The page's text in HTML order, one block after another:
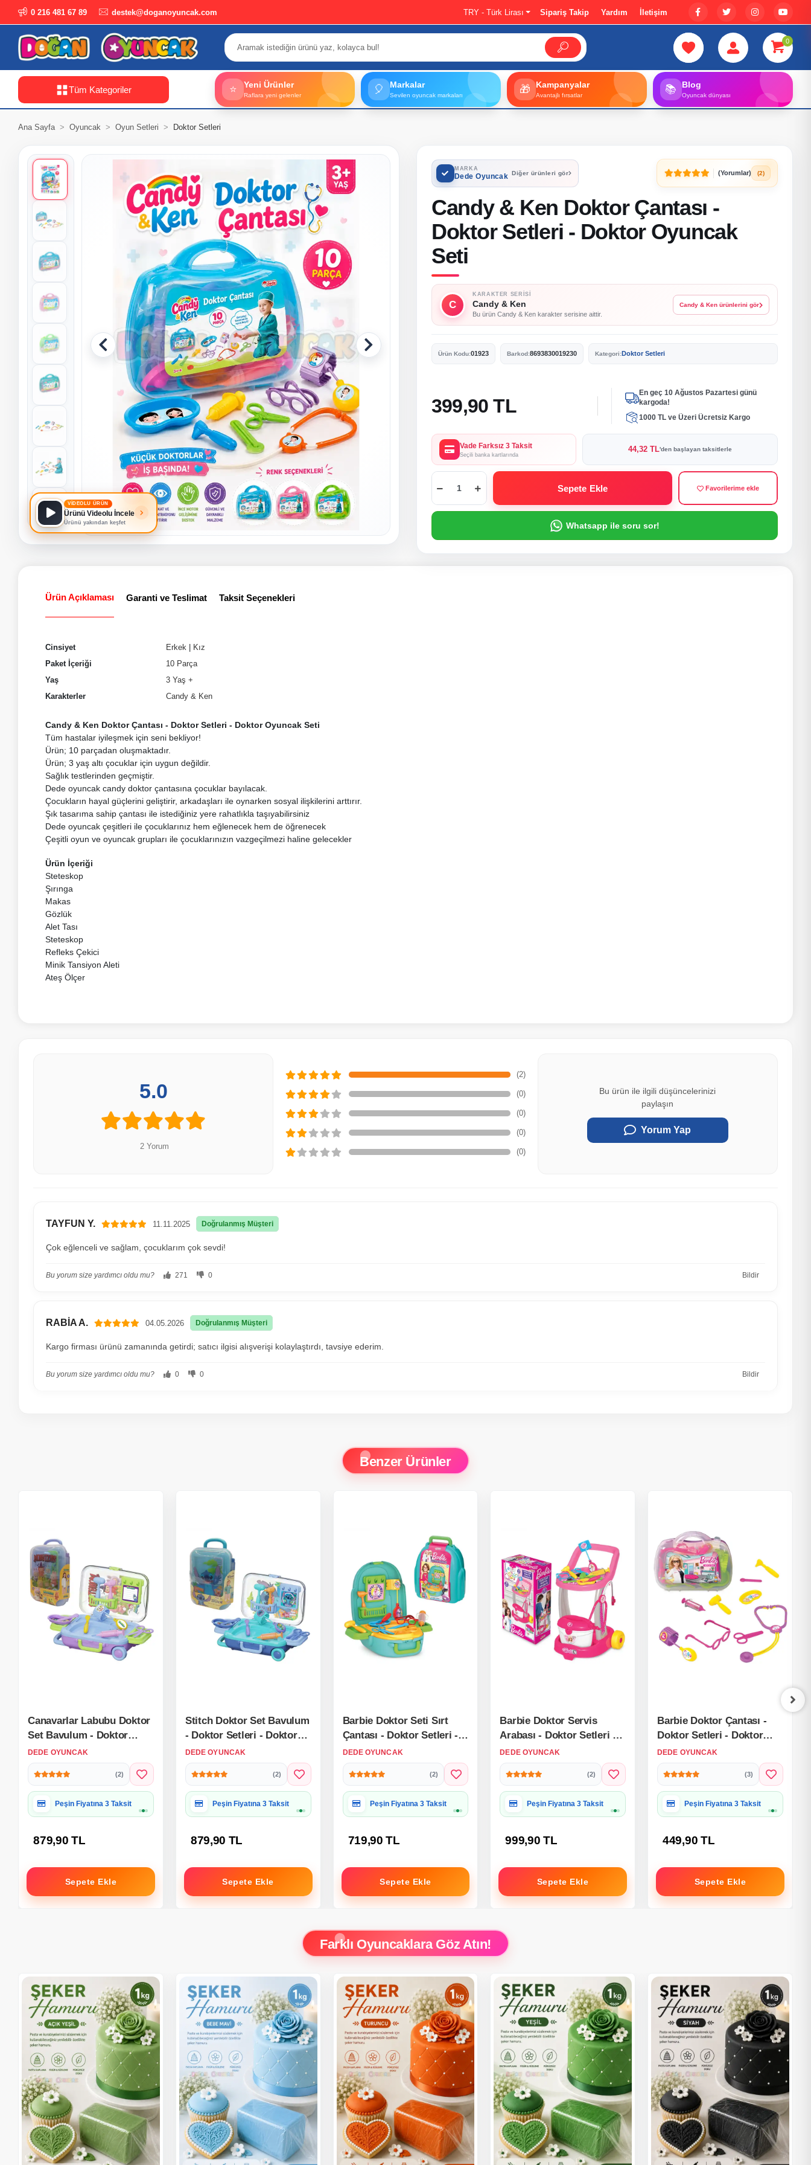
0 216 481 67 89 destek@doganoyuncak.com TRY - Türk Lirası Sipariş Takip Yardım İletişim
0
Tüm Kategoriler ⭐ Yeni Ürünler
Raflara yeni gelenler 🎈 Markalar
Sevilen oyuncak markaları 🎁 Kampanyalar
Avantajlı fırsatlar 📚 Blog
Oyuncak dünyası
Ana Sayfa Oyuncak Oyun Setleri Doktor Setleri
VİDEOLU ÜRÜN
Ürünü Videolu İncele
Ürünü yakından keşfet
MARKA
Dede Oyuncak Diğer ürünleri gör (Yorumlar) (2)
Candy & Ken Doktor Çantası -
Doktor Setleri - Doktor Oyuncak
Seti
C
KARAKTER SERISI
Candy & Ken
Bu ürün Candy & Ken karakter serisine aittir.
Candy & Ken ürünlerini gör
Ürün Kodu:01923 Barkod:8693830019230 Kategori:Doktor Setleri
399,90 TL
En geç 10 Ağustos Pazartesi günü
kargoda!
1000 TL ve Üzeri Ücretsiz Kargo
Vade Farksız 3 Taksit
Seçili banka kartlarında
44,32 TL'den başlayan taksitlerle
Sepete Ekle Favorilerime ekle
Whatsapp ile soru sor!
Ürün Açıklaması Garanti ve Teslimat Taksit Seçenekleri
Cinsiyet Erkek
Kız
Paket İçeriği
10 Parça
Yaş
3 Yaş +
Karakterler
Candy & Ken
Candy & Ken Doktor Çantası - Doktor Setleri - Doktor Oyuncak Seti
Tüm hastalar iyileşmek için seni bekliyor!
Ürün; 10 parçadan oluşmaktadır.
Ürün; 3 yaş altı çocuklar için uygun değildir.
Sağlık testlerinden geçmiştir.
Dede oyuncak candy doktor çantasına çocuklar bayılacak.
Çocukların hayal güçlerini geliştirir, arkadaşları ile oynarken sosyal ilişkilerini arttırır.
Şık tasarıma sahip çantası ile istediğiniz yere rahatlıkla taşıyabilirsiniz
Dede oyuncak çeşitleri ile çocuklarınız hem eğlenecek hem de öğrenecek
Çeşitli oyun ve oyuncak grupları ile çocuklarınızın vazgeçilmezi haline gelecekler
Ürün İçeriği
Steteskop
Şırınga
Makas
Gözlük
Alet Tası
Steteskop
Refleks Çekici
Minik Tansiyon Aleti
Ateş Ölçer
5.0
2 Yorum
(2)
(0)
(0)
(0)
(0)
Bu ürün ile ilgili düşüncelerinizi
paylaşın
Yorum Yap
TAYFUN Y. 11.11.2025 Doğrulanmış Müşteri
Çok eğlenceli ve sağlam, çocuklarım çok sevdi!
Bu yorum size yardımcı oldu mu? 271 0 Bildir
RABİA A. 04.05.2026 Doğrulanmış Müşteri
Kargo firması ürünü zamanında getirdi; satıcı ilgisi alışverişi kolaylaştırdı, tavsiye ederim.
Bu yorum size yardımcı oldu mu? 0 0 Bildir
Benzer Ürünler
Canavarlar Labubu Doktor
Set Bavulum - Doktor
Setleri - Doktor Oyuncak
Seti - Labubu Doktorculuk
Oyunu
DEDE OYUNCAK
(2)
Hediye Paketine Uygun
879,90 TL
Sepete Ekle
Stitch Doktor Set Bavulum
- Doktor Setleri - Doktor
Oyuncak Seti - Disney
Stitch Doktorculuk Oyunu
DEDE OYUNCAK
(2)
Hediye Paketine Uygun
879,90 TL
Sepete Ekle
Barbie Doktor Seti Sırt
Çantası - Doktor Setleri -
Doktor Oyuncak Seti
DEDE OYUNCAK
(2)
Hediye Paketine Uygun
719,90 TL
Sepete Ekle
Barbie Doktor Servis
Arabası - Doktor Setleri -
Doktor Oyuncak Seti
DEDE OYUNCAK
(2)
Hediye Paketine Uygun
999,90 TL
Sepete Ekle
Barbie Doktor Çantası -
Doktor Setleri - Doktor
Oyuncak Seti
DEDE OYUNCAK
(3)
Hediye Paketine Uygun
449,90 TL
Sepete Ekle
Farklı Oyuncaklara Göz Atın!